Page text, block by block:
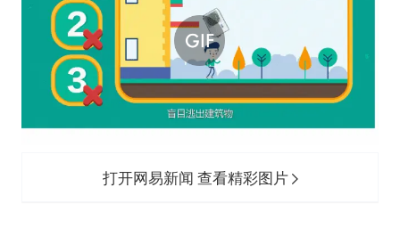
打开网易新闻 查看精彩图片